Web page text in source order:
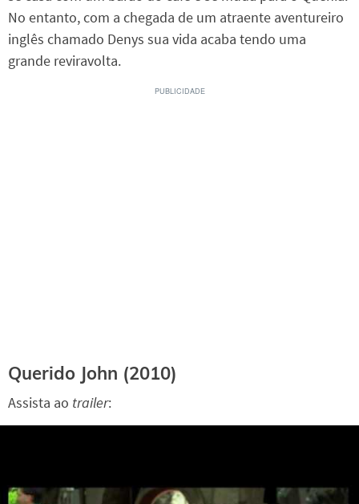
No entanto, com a chegada de um atraente aventureiro
inglês chamado Denys sua vida acaba tendo uma
grande reviravolta.
Querido John (2010)
Assista ao trailer: